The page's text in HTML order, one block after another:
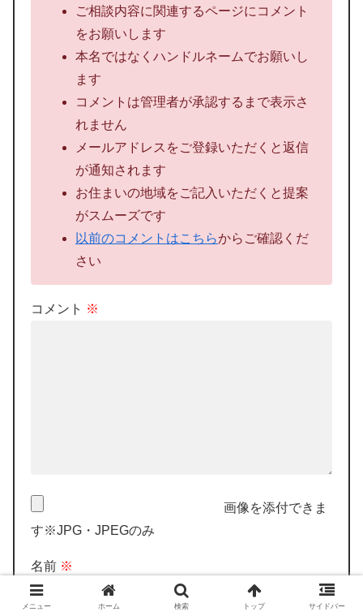
ご相談内容に関連するページにコメント
をお願いします
本名ではなくハンドルネームでお願いし
ます
コメントは管理者が承認するまで表示さ
れません
メールアドレスをご登録いただくと返信
が通知されます
お住まいの地域をご記入いただくと提案
がスムーズです
以前のコメントはこちらからご確認くだ
さい
コメント ※
画像を添付できま
す※JPG・JPEGのみ
名前 ※
メニュー ホーム 検索 トップ サイドバー